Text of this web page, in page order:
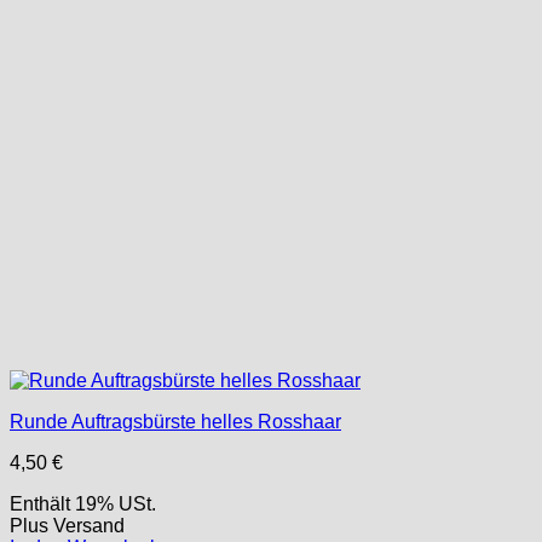
Runde Auftragsbürste helles Rosshaar
4,50 €
Enthält 19% USt.
Plus Versand